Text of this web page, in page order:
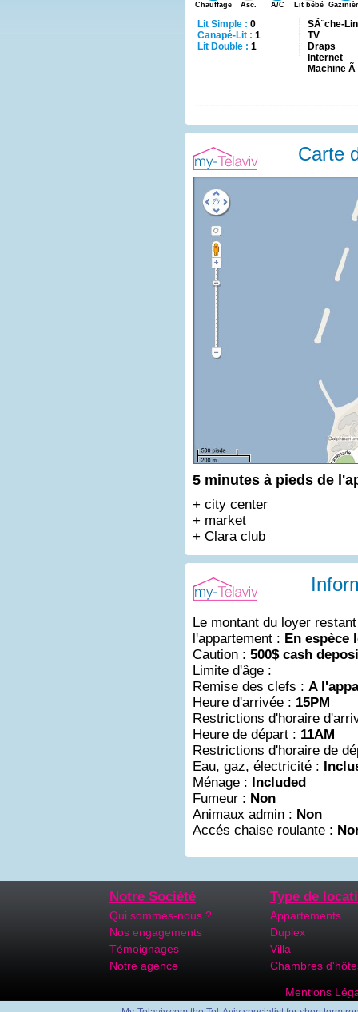
Chauffage Asc. A/C Lit bébé
Lit Simple : 0
Canapé-Lit : 1
Lit Double : 1
SÃ¨che-
TV
Draps
Internet
Machine
Carte
5 minutes à pieds de
+ city center
+ market
+ Clara club
Le montant du loyer
l'appartement : En espèce
Caution : 500$ cash
Limite d'âge :
Remise des clefs : A
Heure d'arrivée : 15PM
Restrictions d'horaire
Heure de départ : 11AM
Restrictions d'horaire de
Eau, gaz, électricité :
Ménage : Included
Fumeur : Non
Animaux admin : Non
Accés chaise roulante :
Notre Société
Qui sommes-nous ?
Nos engagements
Témoignages
Notre agence
Type de
Appartements
Duplex
Villa
Chambres
Mentions